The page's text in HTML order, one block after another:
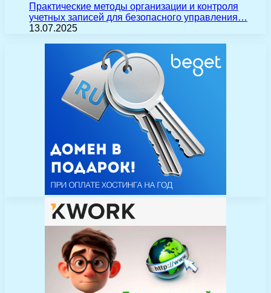
Практические методы организации и контроля
учетных записей для безопасного управления…
13.07.2025